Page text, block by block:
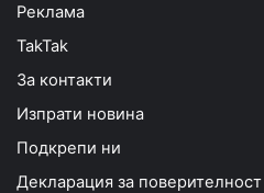
Реклама
TakTak
За контакти
Изпрати новина
Подкрепи ни
Декларация за поверителност